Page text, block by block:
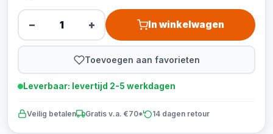
− + In winkelwagen
Toevoegen aan favorieten
Leverbaar: levertijd 2-5 werkdagen
Veilig betalen Gratis v.a. €70* 14 dagen retour